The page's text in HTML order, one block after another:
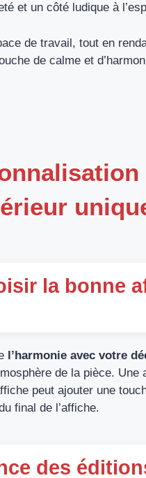
et un côté ludique à
de travail, tout en
de calme et
la bonne
l’harmonie avec votre
de la pièce. Une
peut ajouter une
final de l’affiche.
des